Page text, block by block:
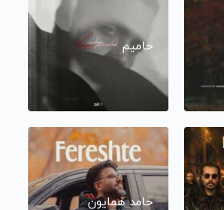
حامیم
حامد همایون